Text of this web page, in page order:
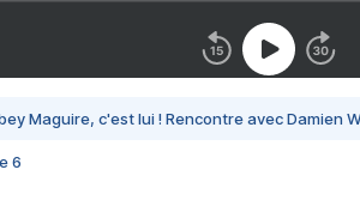
Maguire, c'est lui ! Rencontre avec Damien
6